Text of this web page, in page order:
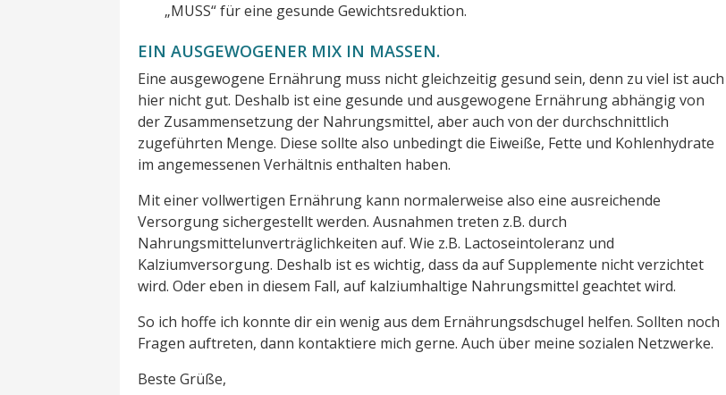
„MUSS“ für eine gesunde Gewichtsreduktion.
EIN AUSGEWOGENER MIX IN MASSEN.
Eine ausgewogene Ernährung muss nicht gleichzeitig gesund sein, denn zu viel ist auch
hier nicht gut. Deshalb ist eine gesunde und ausgewogene Ernährung abhängig von
der Zusammensetzung der Nahrungsmittel, aber auch von der durchschnittlich
zugeführten Menge. Diese sollte also unbedingt die Eiweiße, Fette und Kohlenhydrate
im angemessenen Verhältnis enthalten haben.
Mit einer vollwertigen Ernährung kann normalerweise also eine ausreichende
Versorgung sichergestellt werden. Ausnahmen treten z.B. durch
Nahrungsmittelunverträglichkeiten auf. Wie z.B. Lactoseintoleranz und
Kalziumversorgung. Deshalb ist es wichtig, dass da auf Supplemente nicht verzichtet
wird. Oder eben in diesem Fall, auf kalziumhaltige Nahrungsmittel geachtet wird.
So ich hoffe ich konnte dir ein wenig aus dem Ernährungsdschugel helfen. Sollten noch
Fragen auftreten, dann kontaktiere mich gerne. Auch über meine sozialen Netzwerke.
Beste Grüße,